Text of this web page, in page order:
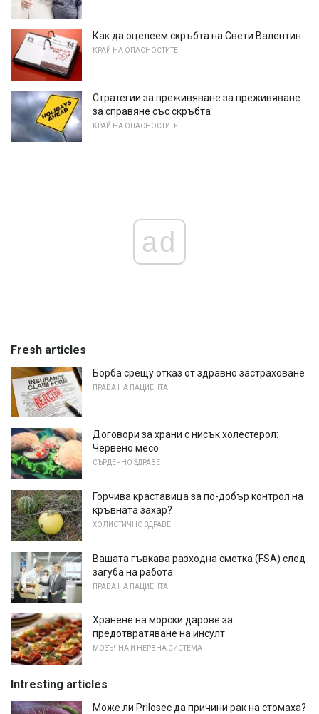
Как да оцелеем скръбта на Свети Валентин
КРАЙ НА ОПАСНОСТИТЕ
Стратегии за преживяване за преживяване
за справяне със скръбта
КРАЙ НА ОПАСНОСТИТЕ
ad
Fresh articles
Борба срещу отказ от здравно застраховане
ПРАВА НА ПАЦИЕНТА
Договори за храни с нисък холестерол:
Червено месо
СЪРДЕЧНО ЗДРАВЕ
Горчива краставица за по-добър контрол на
кръвната захар?
ХОЛИСТИЧНО ЗДРАВЕ
Вашата гъвкава разходна сметка (FSA) след
загуба на работа
ПРАВА НА ПАЦИЕНТА
Хранене на морски дарове за
предотвратяване на инсулт
МОЗЪЧНА И НЕРВНА СИСТЕМА
Intresting articles
Може ли Prilosec да причини рак на стомаха?